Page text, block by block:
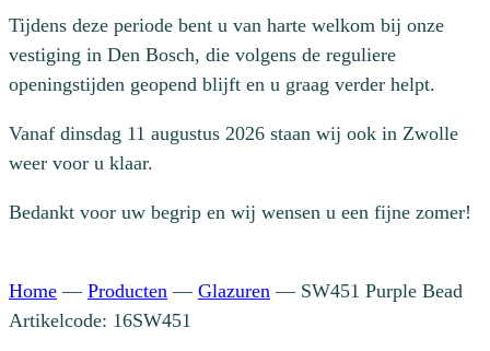
Tijdens deze periode bent u van harte welkom bij onze
vestiging in Den Bosch, die volgens de reguliere
openingstijden geopend blijft en u graag verder helpt.
Vanaf dinsdag 11 augustus 2026 staan wij ook in Zwolle
weer voor u klaar.
Bedankt voor uw begrip en wij wensen u een fijne zomer!
Home — Producten — Glazuren — SW451 Purple Bead
Artikelcode: 16SW451